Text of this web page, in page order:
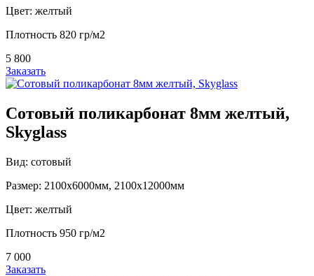
Цвет: желтый
Плотность 820 гр/м2
5 800
Заказать
Сотовый поликарбонат 8мм желтый,
Skyglass
Вид: сотовый
Размер: 2100х6000мм, 2100х12000мм
Цвет: желтый
Плотность 950 гр/м2
7 000
Заказать